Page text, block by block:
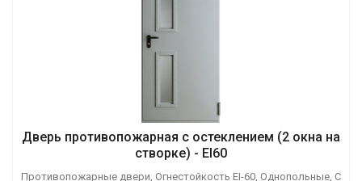
Дверь противопожарная с остеклением (2 окна на
створке) - EI60
Противопожарные двери, Огнестойкость EI-60, Однопольные, С